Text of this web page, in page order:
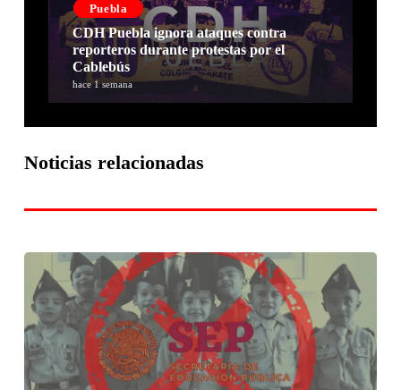
Puebla
CDH Puebla ignora ataques contra
reporteros durante protestas por el
Cablebús
hace 1 semana
Noticias relacionadas